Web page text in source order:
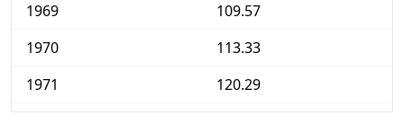
1969
109.57
1970
113.33
1971
120.29